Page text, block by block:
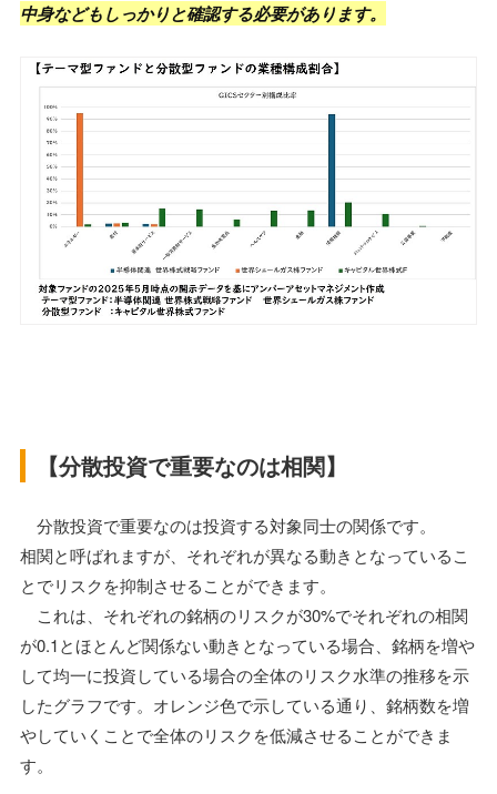
中身などもしっかりと確認する必要があります。
【分散投資で重要なのは相関】
分散投資で重要なのは投資する対象同士の関係です。
相関と呼ばれますが、それぞれが異なる動きとなっているこ
とでリスクを抑制させることができます。
これは、それぞれの銘柄のリスクが30%でそれぞれの相関
が0.1とほとんど関係ない動きとなっている場合、銘柄を増や
して均一に投資している場合の全体のリスク水準の推移を示
したグラフです。オレンジ色で示している通り、銘柄数を増
やしていくことで全体のリスクを低減させることができま
す。